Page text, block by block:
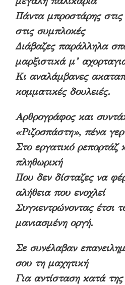
Πάντα μπροστάρης στις
στις συμπλοκές
Διάβαζες παράλληλα
μαρξιστικά μ’
Κι αναλάμβανες
κομματικές δουλειές.
Αρθρογράφος και
«Ριζοσπάστη», πένα
Στο εργατικό ρεπορτάζ
πληθωρική
Που δεν δίσταζες να
αλήθεια που ενοχλεί
Συγκεντρώνοντας έτσι
μανιασμένη οργή.
Σε συνέλαβαν
σου τη μαχητική
Για αντίσταση κατά